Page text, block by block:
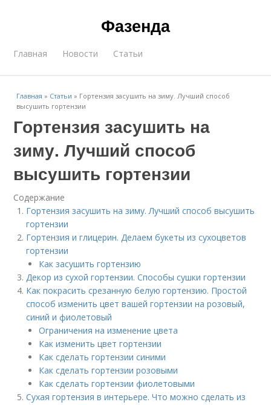
Фазенда
Главная Новости Статьи
Главная » Статьи » Гортензия засушить на зиму. Лучший способ
высушить гортензии
Гортензия засушить на
зиму. Лучший способ
высушить гортензии
Содержание
Гортензия засушить на зиму. Лучший способ высушить
гортензии
Гортензия и глицерин. Делаем букеты из сухоцветов
гортензии
Как засушить гортензию
Декор из сухой гортензии. Способы сушки гортензии
Как покрасить срезанную белую гортензию. Простой
способ изменить цвет вашей гортензии на розовый,
синий и фиолетовый
Ограничения на изменение цвета
Как изменить цвет гортензии
Как сделать гортензии синими
Как сделать гортензии розовыми
Как сделать гортензии фиолетовыми
Сухая гортензия в интерьере. Что можно сделать из